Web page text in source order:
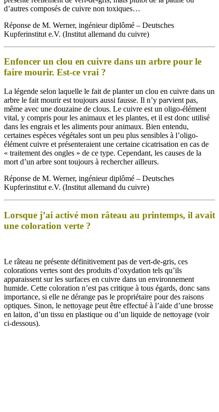
d’autres composés de cuivre non toxiques…
Réponse de M. Werner, ingénieur diplômé – Deutsches
Kupferinstitut e.V. (Institut allemand du cuivre)
Enfoncer un clou en cuivre dans un arbre pour le
faire mourir. Est-ce vrai ?
La légende selon laquelle le fait de planter un clou en cuivre dans un
arbre le fait mourir est toujours aussi fausse. Il n’y parvient pas,
même avec une douzaine de clous. Le cuivre est un oligo-élément
vital, y compris pour les animaux et les plantes, et il est donc utilisé
dans les engrais et les aliments pour animaux. Bien entendu,
certaines espèces végétales sont un peu plus sensibles à l’oligo-
élément cuivre et présenteraient une certaine cicatrisation en cas de
« traitement des ongles » de ce type. Cependant, les causes de la
mort d’un arbre sont toujours à rechercher ailleurs.
Réponse de M. Werner, ingénieur diplômé – Deutsches
Kupferinstitut e.V. (Institut allemand du cuivre)
Lorsque j’ai activé mon râteau au printemps, il avait
une coloration verte ?
Le râteau ne présente définitivement pas de vert-de-gris, ces
colorations vertes sont des produits d’oxydation tels qu’ils
apparaissent sur les surfaces en cuivre dans un environnement
humide. Cette coloration n’est pas critique à tous égards, donc sans
importance, si elle ne dérange pas le propriétaire pour des raisons
optiques. Sinon, le nettoyage peut être effectué à l’aide d’une brosse
en laiton, d’un tissu en plastique ou d’un liquide de nettoyage (voir
ci-dessous).